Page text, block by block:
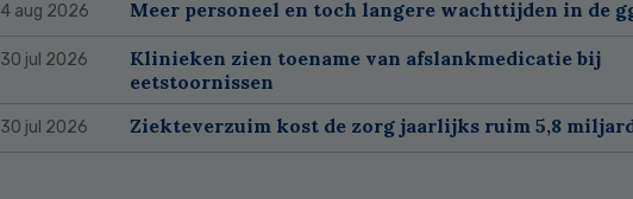
4 aug 2026 Meer personeel en toch langere wachttijden in de
30 jul 2026
Klinieken zien toename van afslankmedicatie bij
eetstoornissen
30 jul 2026 Ziekteverzuim kost de zorg jaarlijks ruim 5,8